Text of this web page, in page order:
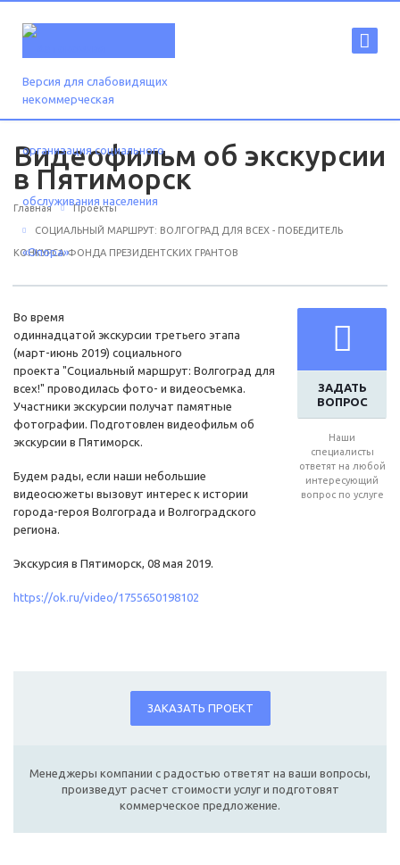
Версия для слабовидящих
Видеофильм об экскурсии
в Пятиморск
Главная Проекты
СОЦИАЛЬНЫЙ МАРШРУТ: ВОЛГОГРАД ДЛЯ ВСЕХ - ПОБЕДИТЕЛЬ
КОНКУРСА ФОНДА ПРЕЗИДЕНТСКИХ ГРАНТОВ
ЗАДАТЬ
ВОПРОС
Наши
специалисты
ответят на любой
интересующий
вопрос по услуге
Во время
одиннадцатой экскурсии третьего этапа
(март-июнь 2019) социального
проекта "Социальный маршрут: Волгоград для
всех!" проводилась фото- и видеосъемка.
Участники экскурсии получат памятные
фотографии. Подготовлен видеофильм об
экскурсии в Пятиморск.
Будем рады, если наши небольшие
видеосюжеты вызовут интерес к истории
города-героя Волгограда и Волгоградского
региона.
Экскурсия в Пятиморск, 08 мая 2019.
https://ok.ru/video/1755650198102
ЗАКАЗАТЬ ПРОЕКТ
Менеджеры компании с радостью ответят на ваши вопросы,
произведут расчет стоимости услуг и подготовят
коммерческое предложение.